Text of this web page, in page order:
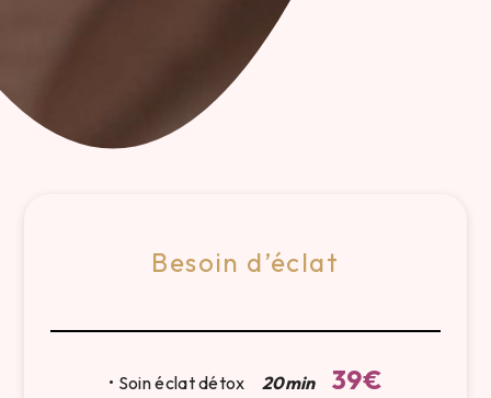
Besoin d’éclat
• Soin éclat détox 20min 39€